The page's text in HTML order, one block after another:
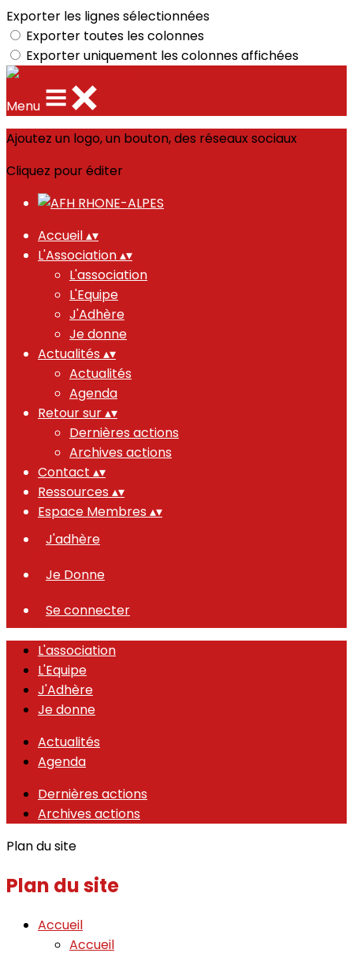
Exporter les lignes sélectionnées
Exporter toutes les colonnes
Exporter uniquement les colonnes affichées
Menu
Ajoutez un logo, un bouton, des réseaux sociaux
Cliquez pour éditer
Accueil▴▾
L'Association▴▾
L'association
L'Equipe
J'Adhère
Je donne
Actualités ▴▾
Actualités
Agenda
Retour sur▴▾
Dernières actions
Archives actions
Contact ▴▾
Ressources ▴▾
Espace Membres ▴▾
J'adhère
Je Donne
Se connecter
L'association
L'Equipe
J'Adhère
Je donne
Actualités
Agenda
Dernières actions
Archives actions
Plan du site
Plan du site
Accueil
Accueil